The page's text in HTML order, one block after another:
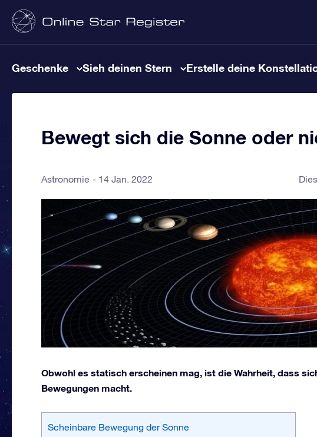
Geschenke Sieh deinen Stern Erstelle deine
Bewegt sich die Sonne oder
Astronomie 14 Jan. 2022
Obwohl es statisch erscheinen mag, ist die Wahrheit, dass
Bewegungen macht.
Scheinbare Bewegung der Sonne